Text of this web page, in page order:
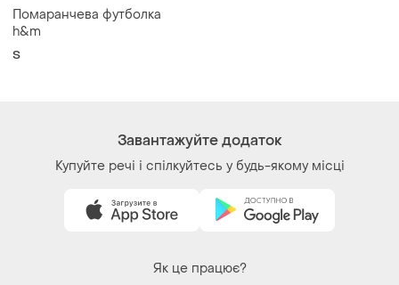
Помаранчева футболка
h&m
S
Завантажуйте додаток
Купуйте речі і спілкуйтесь у будь-якому місці
Як це працює?